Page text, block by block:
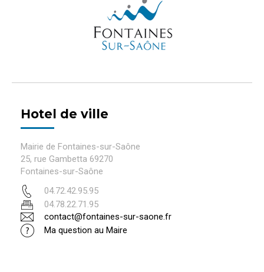
Hotel de ville
Mairie de Fontaines-sur-Saône
25, rue Gambetta 69270
Fontaines-sur-Saône
04.72.42.95.95
04.78.22.71.95
contact@fontaines-sur-saone.fr
Ma question au Maire